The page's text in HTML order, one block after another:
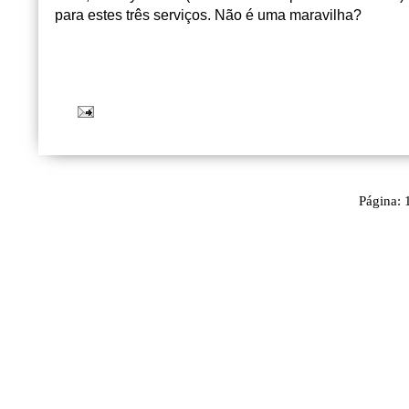
para estes três serviços. Não é uma maravilha?
Página: